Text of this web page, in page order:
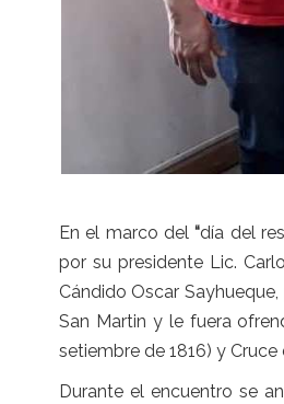
En el marco del“día del
por su presidente Lic.
Cándido Oscar
San Martin y le fuera
setiembre de 1816) y Cruce
Durante el encuentro se